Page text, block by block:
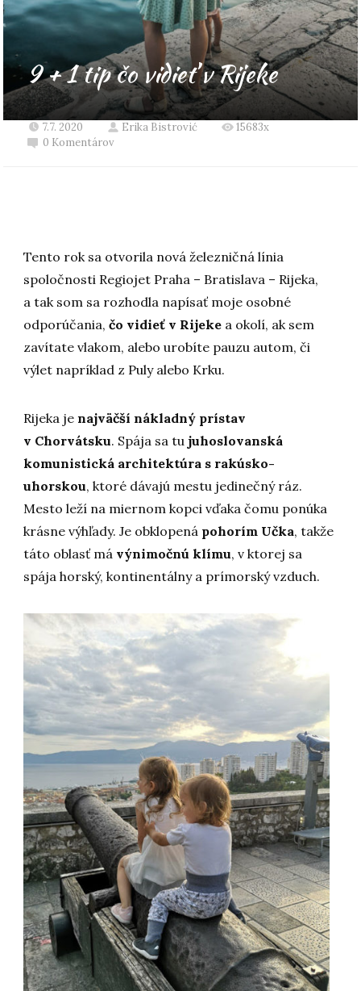
9 + 1 tip čo vidieť v Rijeke
7.7. 2020 Erika Bistrović
15683x
0 Komentárov
Tento rok sa otvorila nová železničná línia
spoločnosti Regiojet Praha – Bratislava – Rijeka,
a tak som sa rozhodla napísať moje osobné
odporúčania,čo vidieť v Rijeke a okolí, ak sem
zavítate vlakom, alebo urobíte pauzu autom, či
výlet napríklad z Puly alebo Krku.
Rijeka jenajväčší nákladný prístav
v Chorvátsku. Spája sa tujuhoslovanská
komunistická architektúra s rakúsko-
uhorskou, ktoré dávajú mestu jedinečný ráz.
Mesto leží na miernom kopci vďaka čomu ponúka
krásne výhľady. Je obklopená pohorím Učka, takže
táto oblasť má výnimočnú klímu, v ktorej sa
spája horský, kontinentálny a prímorský vzduch.